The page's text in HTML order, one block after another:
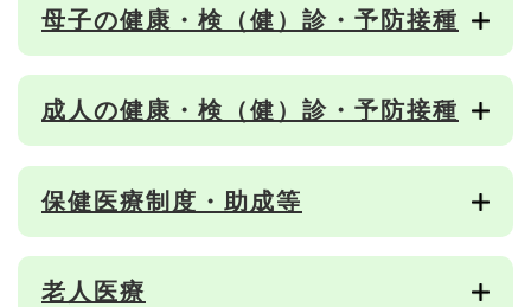
母子の健康・検（健）診・予防接種
成人の健康・検（健）診・予防接種
保健医療制度・助成等
老人医療